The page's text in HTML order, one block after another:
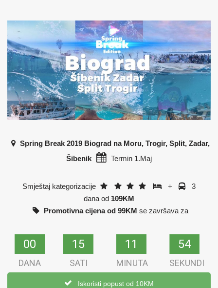
Spring Break 2019 Biograd na Moru, Trogir, Split, Zadar,
Šibenik
Termin 1.Maj
Smještaj kategorizacije +
3
dana od 109KM
Promotivna cijena od 99KM se završava za
00
00
DANA
15
15
SATI
11
11
MINUTA
54
53
SEKUNDI
Iskoristi popust od 10KM